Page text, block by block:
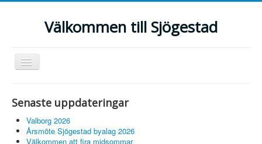
Välkommen till Sjögestad
Visa/dölj
navigering
Fiber
Föreningar
Senaste uppdateringar
Valborg 2026
Årsmöte Sjögestad byalag 2026
Välkommen att fira midsommar